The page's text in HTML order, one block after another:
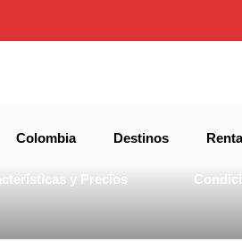
Colombia Destinos
andino
y Precios